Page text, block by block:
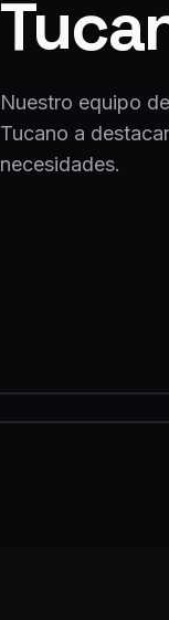
Nuestro equipo
Tucano a
necesidades.